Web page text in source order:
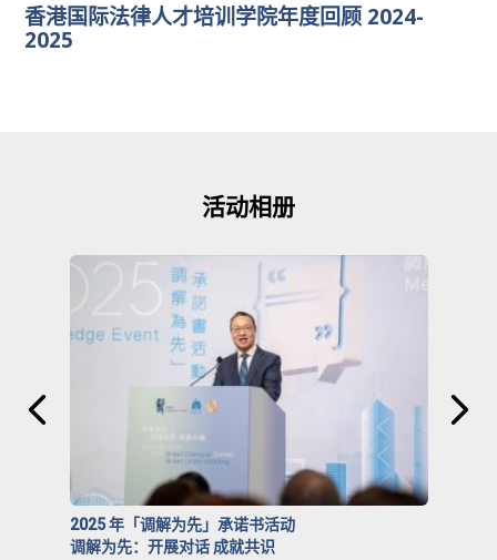
香港国际法律人才培训学院年度回顾 2024-
2025
活动相册
2025 年「调解为先」承诺书活动
调解为先：开展对话 成就共识